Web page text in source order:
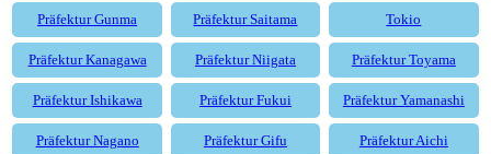
Präfektur Gunma Präfektur Saitama Tokio
Präfektur Kanagawa Präfektur Niigata Präfektur Toyama
Präfektur Ishikawa Präfektur Fukui Präfektur Yamanashi
Präfektur Nagano Präfektur Gifu Präfektur Aichi